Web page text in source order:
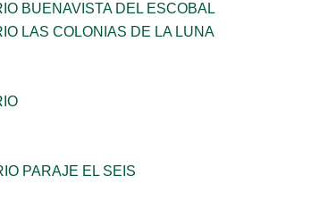
BUENAVISTA DEL ESCOBAL
LAS COLONIAS DE LA LUNA
PARAJE EL SEIS